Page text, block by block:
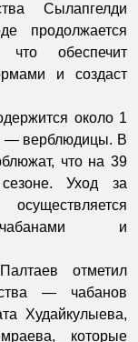
Сылапгелди
продолжается
что обеспечит
и создаст
около 1
— верблюдицы. В
что на 39
Уход за
чабанами и
отметил
— чабанов
Худайкулыева,
которые